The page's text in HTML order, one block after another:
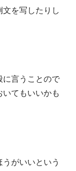
を写したりし
に言うことので
てもいいかも
がいいという